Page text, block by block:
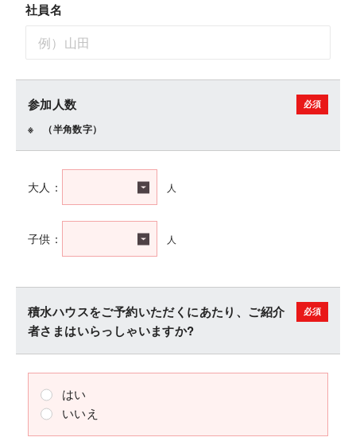
社員名
参加人数
（半角数字）
大人： 人
子供： 人
積水ハウスをご予約いただくにあたり、ご紹介
者さまはいらっしゃいますか?
はい
いいえ